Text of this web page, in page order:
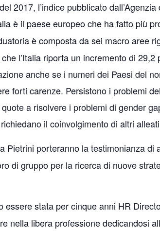
2017, l’indice pubblicato
è il paese europeo che ha fatto più
è composta da sei macro aree
l’Italia riporta un incremento di
anche se i numeri dei Paesi del
forti carenze. Persistono i problemi
a risolvere i problemi di gender
il coinvolgimento di altri
Pietrini porteranno la testimonianza
di gruppo per la ricerca di nuove
essere stata per cinque anni HR
nella libera professione dedicandosi